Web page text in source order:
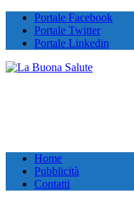
Portale Facebook
Portale Twitter
Portale Linkedin
Home
Pubblicità
Contatti